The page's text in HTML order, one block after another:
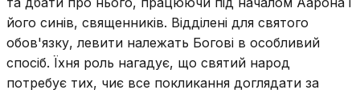
його синів, священників. Відділені для святого
обов'язку, левити належать Богові в особливий
спосіб. Їхня роль нагадує, що святий народ
потребує тих, чиє все покликання доглядати за